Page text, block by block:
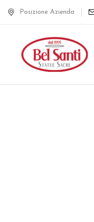
Posizione Azienda